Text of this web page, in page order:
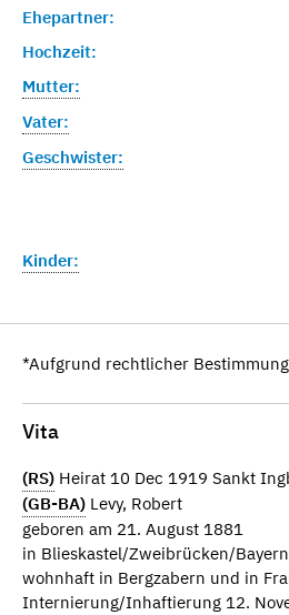
Ehepartner:
Hochzeit:
Mutter:
Vater:
Geschwister:
Kinder:
*Aufgrund rechtlicher
Vita
(RS) Heirat 10 Dec 1919 Sankt
(GB-BA) Levy, Robert
geboren am 21. August 1881
in Blieskastel/Zweibrücken/
wohnhaft in Bergzabern und in
Internierung/Inhaftierung 12.